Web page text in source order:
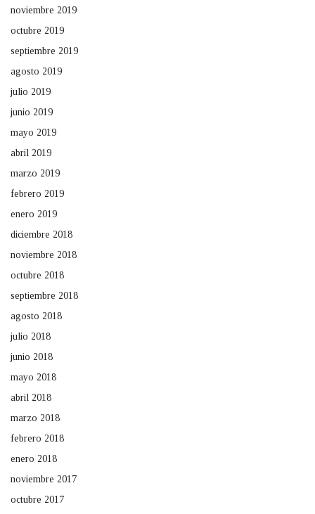
noviembre 2019
octubre 2019
septiembre 2019
agosto 2019
julio 2019
junio 2019
mayo 2019
abril 2019
marzo 2019
febrero 2019
enero 2019
diciembre 2018
noviembre 2018
octubre 2018
septiembre 2018
agosto 2018
julio 2018
junio 2018
mayo 2018
abril 2018
marzo 2018
febrero 2018
enero 2018
noviembre 2017
octubre 2017